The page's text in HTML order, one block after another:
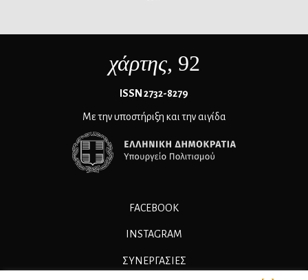
χάρτης, 92
ΙSSN 2732-8279
Με την υποστήριξη και την αιγίδα
FACEBOOK
INSTAGRAM
ΣΥΝΕΡΓΑΣΊΕΣ